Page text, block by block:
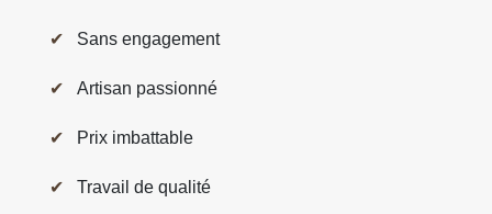
Sans engagement
Artisan passionné
Prix imbattable
Travail de qualité